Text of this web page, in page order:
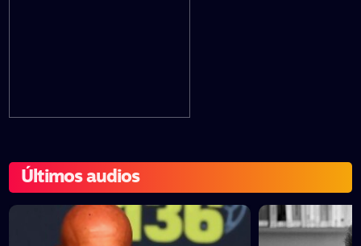
Últimos audios